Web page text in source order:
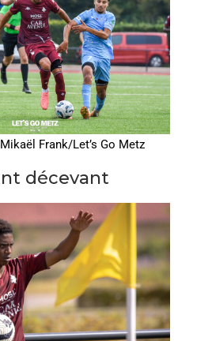
Frank/Let’s Go Metz
décevant